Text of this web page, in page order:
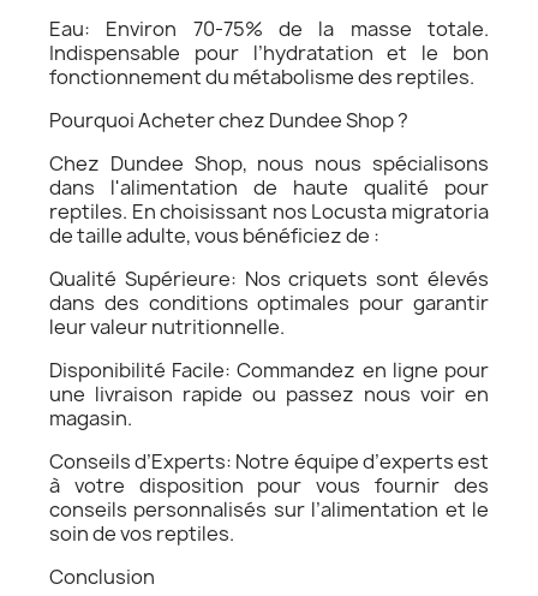
Eau: Environ 70-75% de la masse totale.
Indispensable pour l’hydratation et le bon
fonctionnement du métabolisme des reptiles.
Pourquoi Acheter chez Dundee Shop ?
Chez Dundee Shop, nous nous spécialisons
dans l'alimentation de haute qualité pour
reptiles. En choisissant nos Locusta migratoria
de taille adulte, vous bénéficiez de :
Qualité Supérieure: Nos criquets sont élevés
dans des conditions optimales pour garantir
leur valeur nutritionnelle.
Disponibilité Facile: Commandez en ligne pour
une livraison rapide ou passez nous voir en
magasin.
Conseils d’Experts: Notre équipe d’experts est
à votre disposition pour vous fournir des
conseils personnalisés sur l’alimentation et le
soin de vos reptiles.
Conclusion